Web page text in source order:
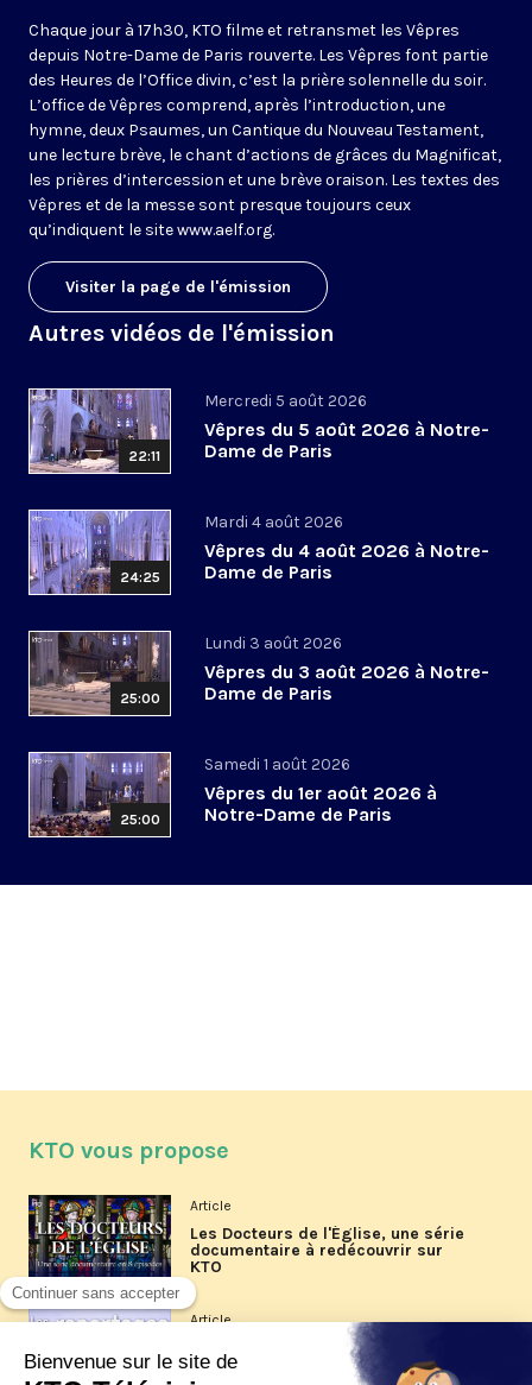
Chaque jour à 17h30, KTO filme et retransmet les Vêpres
depuis Notre-Dame de Paris rouverte. Les Vêpres font partie
des Heures de l’Office divin, c’est la prière solennelle du soir.
L’office de Vêpres comprend, après l’introduction, une
hymne, deux Psaumes, un Cantique du Nouveau Testament,
une lecture brève, le chant d’actions de grâces du Magnificat,
les prières d’intercession et une brève oraison. Les textes des
Vêpres et de la messe sont presque toujours ceux
qu’indiquent le sitewww.aelf.org.
Visiter la page de l'émission
Autres vidéos de l'émission
22:11
Mercredi 5 août 2026
Vêpres du 5 août 2026 à Notre-
Dame de Paris
24:25
Mardi 4 août 2026
Vêpres du 4 août 2026 à Notre-
Dame de Paris
25:00
Lundi 3 août 2026
Vêpres du 3 août 2026 à Notre-
Dame de Paris
25:00
Samedi 1 août 2026
Vêpres du 1er août 2026 à
Notre-Dame de Paris
KTO vous propose
Article
Les Docteurs de l'Église, une série
documentaire à redécouvrir sur
KTO
Article
Les reportages d'été 2026 de KTO